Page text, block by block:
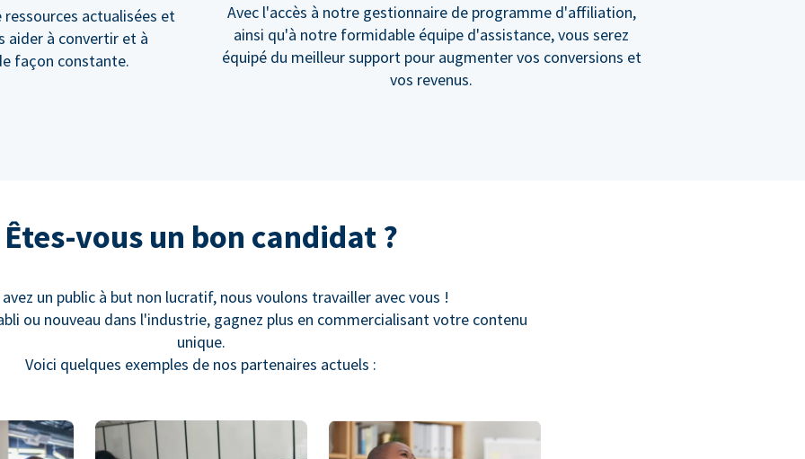
ressources actualisées et
aider à convertir et à
façon constante.
Avec l'accès à notre gestionnaire de programme d'affiliation,
ainsi qu'à notre formidable équipe d'assistance, vous serez
équipé du meilleur support pour augmenter vos conversions et
vos revenus.
Êtes-vous un bon candidat ?
avez un public à but non lucratif, nous voulons travailler avec vous !
ou nouveau dans l'industrie, gagnez plus en commercialisant votre contenu
unique.
Voici quelques exemples de nos partenaires actuels :